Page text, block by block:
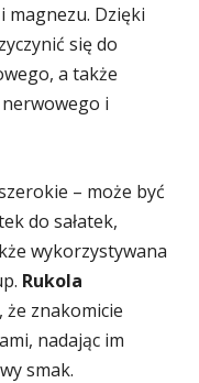
magnezu. Dzięki
się do
a także
i
– może być
do sałatek,
wykorzystywana
Rukola
znakomicie
nadając im
smak.